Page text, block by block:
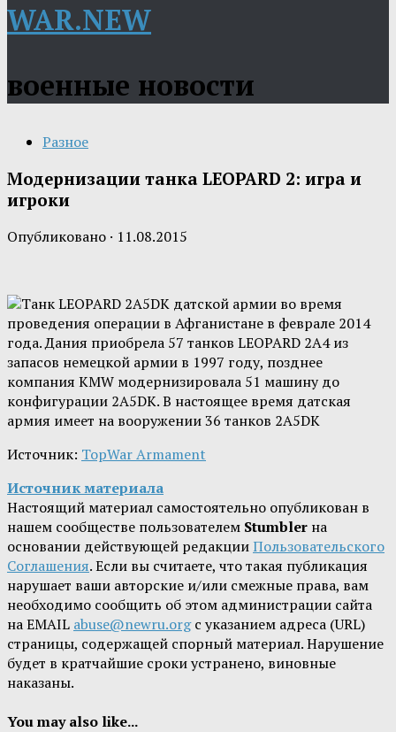
WAR.NEW
военные новости
Разное
Модернизации танка LEOPARD 2: игра и
игроки
Опубликовано · 11.08.2015
Танк LEOPARD 2A5DK датской армии во время
проведения операции в Афганистане в феврале 2014
года. Дания приобрела 57 танков LEOPARD 2A4 из
запасов немецкой армии в 1997 году, позднее
компания KMW модернизировала 51 машину до
конфигурации 2A5DK. В настоящее время датская
армия имеет на вооружении 36 танков 2A5DK
Источник: TopWar Armament
Источник материала
Настоящий материал самостоятельно опубликован в
нашем сообществе пользователем Stumbler на
основании действующей редакцииПользовательского
Соглашения. Если вы считаете, что такая публикация
нарушает ваши авторские и/или смежные права, вам
необходимо сообщить об этом администрации сайта
на EMAIL abuse@newru.orgс указанием адреса (URL)
страницы, содержащей спорный материал. Нарушение
будет в кратчайшие сроки устранено, виновные
наказаны.
You may also like...